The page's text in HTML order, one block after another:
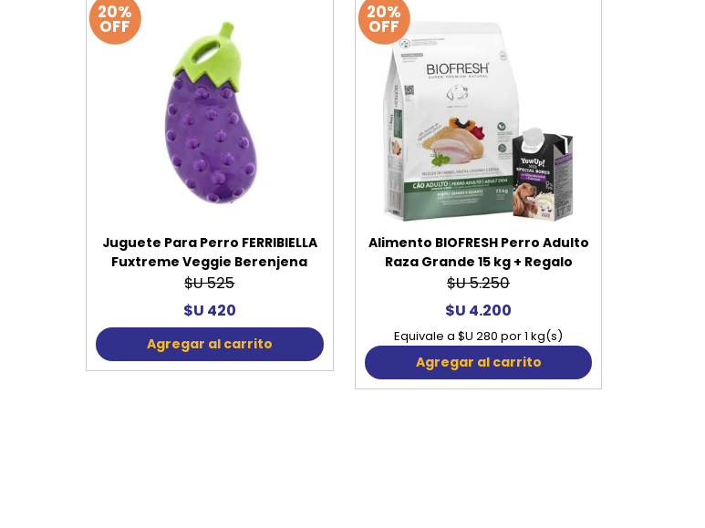
20%
OFF
Juguete Para Perro FERRIBIELLA
Fuxtreme Veggie Berenjena
$U 525
$U 420
Agregar al carrito
20%
OFF
Alimento BIOFRESH Perro Adulto
Raza Grande 15 kg + Regalo
$U 5.250
$U 4.200
Equivale a $U 280 por 1 kg(s)
Agregar al carrito